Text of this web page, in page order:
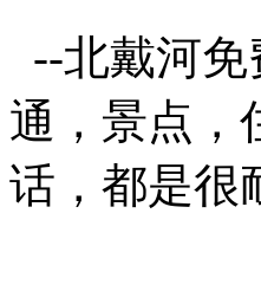
--北戴河
通，景点，
话，都是很